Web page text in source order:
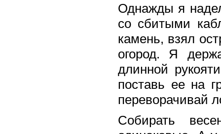
Однажды я
со сбитыми
камень, взял
огород. Я
длинной
поставь ее на
переворачивай
Собирать